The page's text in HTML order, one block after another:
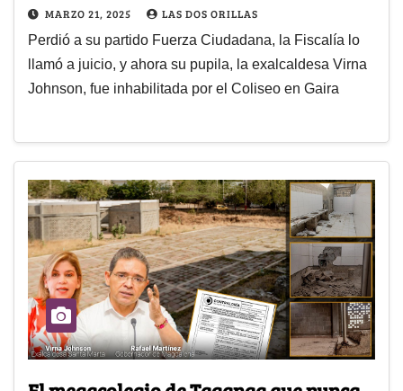
MARZO 21, 2025 LAS DOS ORILLAS
Perdió a su partido Fuerza Ciudadana, la Fiscalía lo
llamó a juicio, y ahora su pupila, la exalcaldesa Virna
Johnson, fue inhabilitada por el Coliseo en Gaira